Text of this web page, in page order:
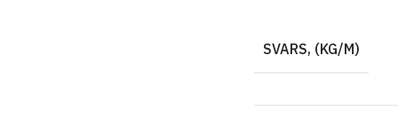
SVARS, (KG/M)